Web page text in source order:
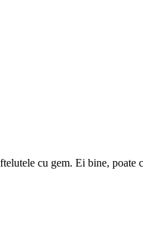
cu gem. Ei bine,